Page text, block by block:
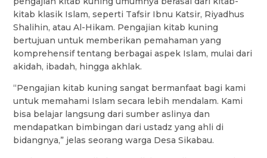
kitab klasik Islam, seperti Tafsir Ibnu Katsir, Riyadhus
Shalihin, atau Al-Hikam. Pengajian kitab kuning
bertujuan untuk memberikan pemahaman yang
komprehensif tentang berbagai aspek Islam, mulai dari
akidah, ibadah, hingga akhlak.
“Pengajian kitab kuning sangat bermanfaat bagi kami
untuk memahami Islam secara lebih mendalam. Kami
bisa belajar langsung dari sumber aslinya dan
mendapatkan bimbingan dari ustadz yang ahli di
bidangnya,” jelas seorang warga Desa Sikabau.